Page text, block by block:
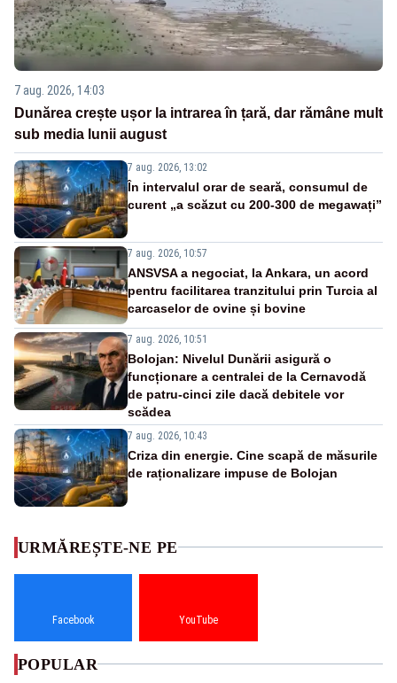
7 aug. 2026, 14:03
Dunărea crește ușor la intrarea în țară, dar rămâne mult
sub media lunii august
7 aug. 2026, 13:02
În intervalul orar de seară, consumul de
curent „a scăzut cu 200-300 de megawați”
7 aug. 2026, 10:57
ANSVSA a negociat, la Ankara, un acord
pentru facilitarea tranzitului prin Turcia al
carcaselor de ovine și bovine
7 aug. 2026, 10:51
Bolojan: Nivelul Dunării asigură o
funcționare a centralei de la Cernavodă
de patru-cinci zile dacă debitele vor
scădea
7 aug. 2026, 10:43
Criza din energie. Cine scapă de măsurile
de raționalizare impuse de Bolojan
URMĂREȘTE-NE PE
Facebook YouTube
POPULAR